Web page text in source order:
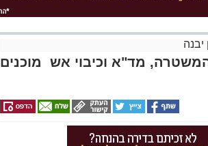
יבנה
מד"א וכיבוי אש מוכנים